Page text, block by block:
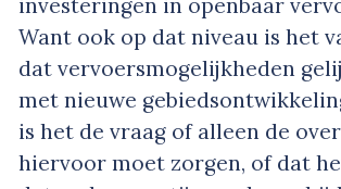
Want ook op dat niveau is het
dat vervoersmogelijkheden
met nieuwe
is het de vraag of alleen de
hiervoor moet zorgen, of dat